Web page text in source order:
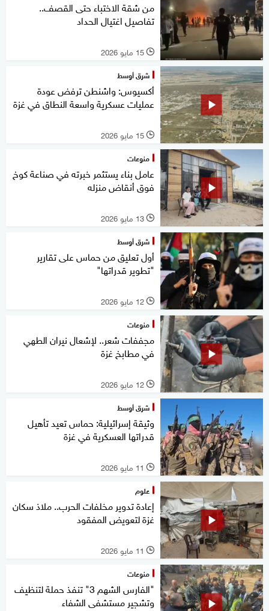
من شقة الاختباء حتى القصف..
تفاصيل اغتيال الحداد
l 15 مايو 2026
شرق أوسط
أكسيوس: واشنطن ترفض عودة
عمليات عسكرية واسعة النطاق في غزة
l 15 مايو 2026
منوعات
عامل بناء يستثمر خبرته في صناعة كوخ
فوق أنقاض منزله
l 13 مايو 2026
شرق أوسط
أول تعليق من حماس على تقارير
"تطوير قدراتها"
l 12 مايو 2026
منوعات
مجففات شعر.. لإشعال نيران الطهي
في مطابخ غزة
l 12 مايو 2026
شرق أوسط
وثيقة إسرائيلية: حماس تعيد تأهيل
قدراتها العسكرية في غزة
l 11 مايو 2026
علوم
إعادة تدوير مخلفات الحرب.. ملاذ سكان
غزة لتعويض المفقود
l 11 مايو 2026
منوعات
"الفارس الشهم 3" تنفذ حملة لتنظيف
وتشجير مستشفى الشفاء